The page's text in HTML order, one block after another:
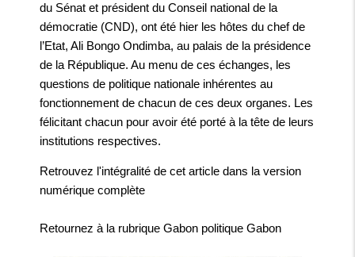
du Sénat et président du Conseil national de la
démocratie (CND), ont été hier les hôtes du chef de
l’Etat, Ali Bongo Ondimba, au palais de la présidence
de la République. Au menu de ces échanges, les
questions de politique nationale inhérentes au
fonctionnement de chacun de ces deux organes. Les
félicitant chacun pour avoir été porté à la tête de leurs
institutions respectives.
Retrouvez l'intégralité de cet article dans la version
numérique complète
Retournez à la rubrique Gabon politique Gabon